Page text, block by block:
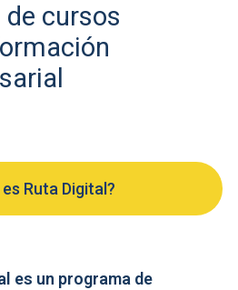
cursos
es Ruta Digital?
es un programa de